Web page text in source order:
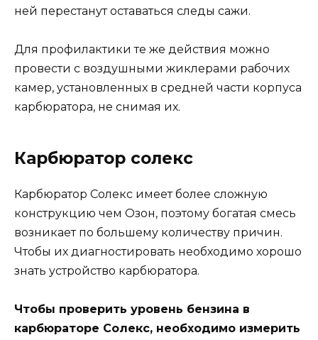
ней перестанут оставаться следы сажи.
Для профилактики те же действия можно
провести с воздушными жиклерами рабочих
камер, установленных в средней части корпуса
карбюратора, не снимая их.
Карбюратор солекс
Карбюратор Солекс имеет более сложную
конструкцию чем Озон, поэтому богатая смесь
возникает по большему количеству причин.
Чтобы их диагностировать необходимо хорошо
знать устройство карбюратора.
Чтобы проверить уровень бензина в
карбюраторе Солекс, необходимо измерить